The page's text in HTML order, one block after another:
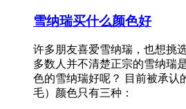
雪纳瑞买什么颜色好
许多朋友喜爱雪纳瑞，也想挑
多数人并不清楚正宗的雪纳瑞
色的雪纳瑞好呢？ 目前被承认
毛）颜色只有三种：